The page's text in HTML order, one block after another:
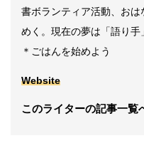
書ボランティア活動、お
めく。現在の夢は「語り
＊ごはんを始めよう
Website
このライターの記事一覧